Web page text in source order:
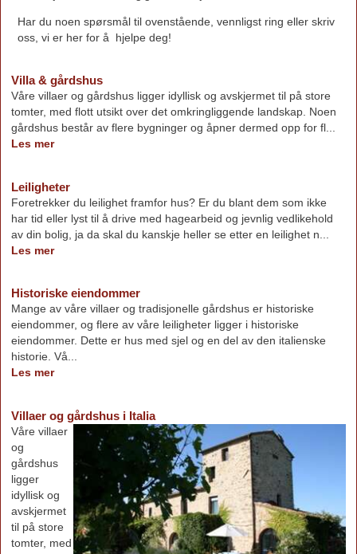
Har du noen spørsmål til ovenstående, vennligst ring eller skriv
oss, vi er her for å hjelpe deg!
Villa & gårdshus
Våre villaer og gårdshus ligger idyllisk og avskjermet til på store
tomter, med flott utsikt over det omkringliggende landskap. Noen
gårdshus består av flere bygninger og åpner dermed opp for fl...
Les mer
Leiligheter
Foretrekker du leilighet framfor hus? Er du blant dem som ikke
har tid eller lyst til å drive med hagearbeid og jevnlig vedlikehold
av din bolig, ja da skal du kanskje heller se etter en leilighet n...
Les mer
Historiske eiendommer
Mange av våre villaer og tradisjonelle gårdshus er historiske
eiendommer, og flere av våre leiligheter ligger i historiske
eiendommer. Dette er hus med sjel og en del av den italienske
historie. Vå...
Les mer
Villaer og gårdshus i Italia
Våre villaer
og
gårdshus
ligger
idyllisk og
avskjermet
til på store
tomter, med